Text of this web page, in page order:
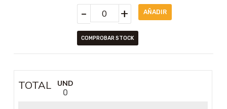
- +
COMPROBAR STOCK
TOTAL UND
0